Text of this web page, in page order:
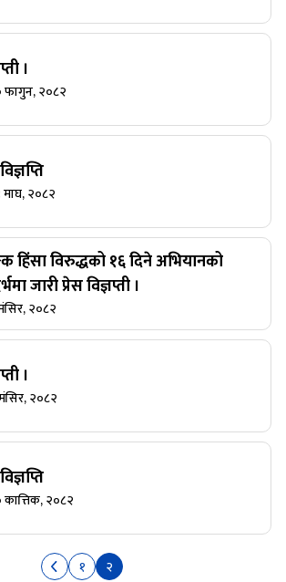
।
फागुन, २०८२
माघ, २०८२
हिंसा विरुद्धको १६ दिने अभियानको
जारी प्रेस विज्ञप्ती ।
२०८२
।
२०८२
कात्तिक, २०८२
१ २